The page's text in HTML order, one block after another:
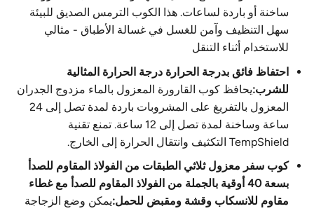
ساخنة أو باردة لساعات. هذا الكوب الترمس الصديق للبيئة
سهل التنظيف وآمن للغسل في غسالة الأطباق - مثالي
للاستخدام أثناء التنقل
احتفاظ فائق بدرجة الحرارة درجة الحرارة المثالية
للشرب:يحافظ كوب القارورة المعزول بالماء مزدوج الجدران
المعزول بالتفريغ على المشروبات باردة لمدة تصل إلى 24
ساعة وساخنة لمدة تصل إلى 12 ساعة. تمنع تقنية
TempShield التكثيف وانتقال الحرارة إلى الخارج.
كوب سفر معزول ثلاثي الطبقات من الفولاذ المقاوم للصدأ
بسعة 40 أوقية بالجملة من الفولاذ المقاوم للصدأ مع غطاء
مقاوم للانسكاب وقشة ومقبض للحمل:يمكن وضع الزجاجة